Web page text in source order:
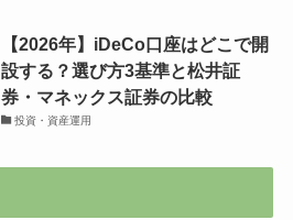
【2026年】iDeCo口座はどこで開
設する？選び方3基準と松井証
券・マネックス証券の比較
投資・資産運用